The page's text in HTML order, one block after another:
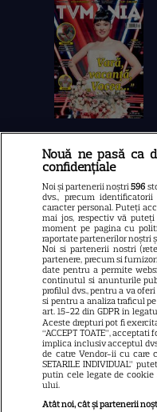
Nouă ne pasă ca
confidențiale
Noi și partenerii noștri596
dvs., precum
caracter personal. Puteți
mai jos, respectiv vă
moment pe pagina cu
raportate partenerilor noștri
Noi si partenerii nostri
partenere, precum si
date pentru a permite
continutul si anunturile
profilul dvs., pentru a va
si pentru a analiza traficul
art. 15-22 din GDPR in
Aceste drepturi pot fi
“ACCEPT TOATE”,
implica inclusiv acceptul
de catre Vendor-ii cu care
SETARILE INDIVIDUAL”
putin cele legate de
ului.
Atât noi, cât și partenerii